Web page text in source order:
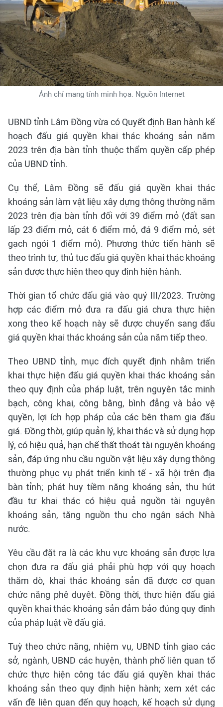
Ảnh chỉ mang tính minh họa. Nguồn Internet
UBND tỉnh Lâm Đồng vừa có Quyết định Ban hành kế
hoạch đấu giá quyền khai thác khoáng sản năm
2023 trên địa bàn tỉnh thuộc thẩm quyền cấp phép
của UBND tỉnh.
Cụ thể, Lâm Đồng sẽ đấu giá quyền khai thác
khoáng sản làm vật liệu xây dựng thông thường năm
2023 trên địa bàn tỉnh đối với 39 điểm mỏ (đất san
lấp 23 điểm mỏ, cát 6 điểm mỏ, đá 9 điểm mỏ, sét
gạch ngói 1 điểm mỏ). Phương thức tiến hành sẽ
theo trình tự, thủ tục đấu giá quyền khai thác khoáng
sản được thực hiện theo quy định hiện hành.
Thời gian tổ chức đấu giá vào quý III/2023. Trường
hợp các điểm mỏ đưa ra đấu giá chưa thực hiện
xong theo kế hoạch này sẽ được chuyển sang đấu
giá quyền khai thác khoáng sản của năm tiếp theo.
Theo UBND tỉnh, mục đích quyết định nhằm triển
khai thực hiện đấu giá quyền khai thác khoáng sản
theo quy định của pháp luật, trên nguyên tắc minh
bạch, công khai, công bằng, bình đẳng và bảo vệ
quyền, lợi ích hợp pháp của các bên tham gia đấu
giá. Đồng thời, giúp quản lý, khai thác và sử dụng hợp
lý, có hiệu quả, hạn chế thất thoát tài nguyên khoáng
sản, đáp ứng nhu cầu nguồn vật liệu xây dựng thông
thường phục vụ phát triển kinh tế - xã hội trên địa
bàn tỉnh; phát huy tiềm năng khoáng sản, thu hút
đầu tư khai thác có hiệu quả nguồn tài nguyên
khoáng sản, tăng nguồn thu cho ngân sách Nhà
nước.
Yêu cầu đặt ra là các khu vực khoáng sản được lựa
chọn đưa ra đấu giá phải phù hợp với quy hoạch
thăm dò, khai thác khoáng sản đã được cơ quan
chức năng phê duyệt. Đồng thời, thực hiện đấu giá
quyền khai thác khoáng sản đảm bảo đúng quy định
của pháp luật về đấu giá.
Tuỳ theo chức năng, nhiệm vụ, UBND tỉnh giao các
sở, ngành, UBND các huyện, thành phố liên quan tổ
chức thực hiện công tác đấu giá quyền khai thác
khoáng sản theo quy định hiện hành; xem xét các
vấn đề liên quan đến quy hoạch, kế hoạch sử dụng